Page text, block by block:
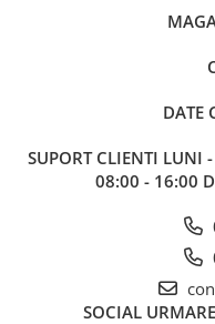
Transformers
Modele Revell
DATE
SUPORT CLIENTI LUNI
08:00 - 16:00
SOCIAL